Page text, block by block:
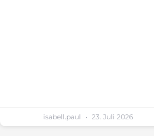
isabell.paul 23. Juli 2026